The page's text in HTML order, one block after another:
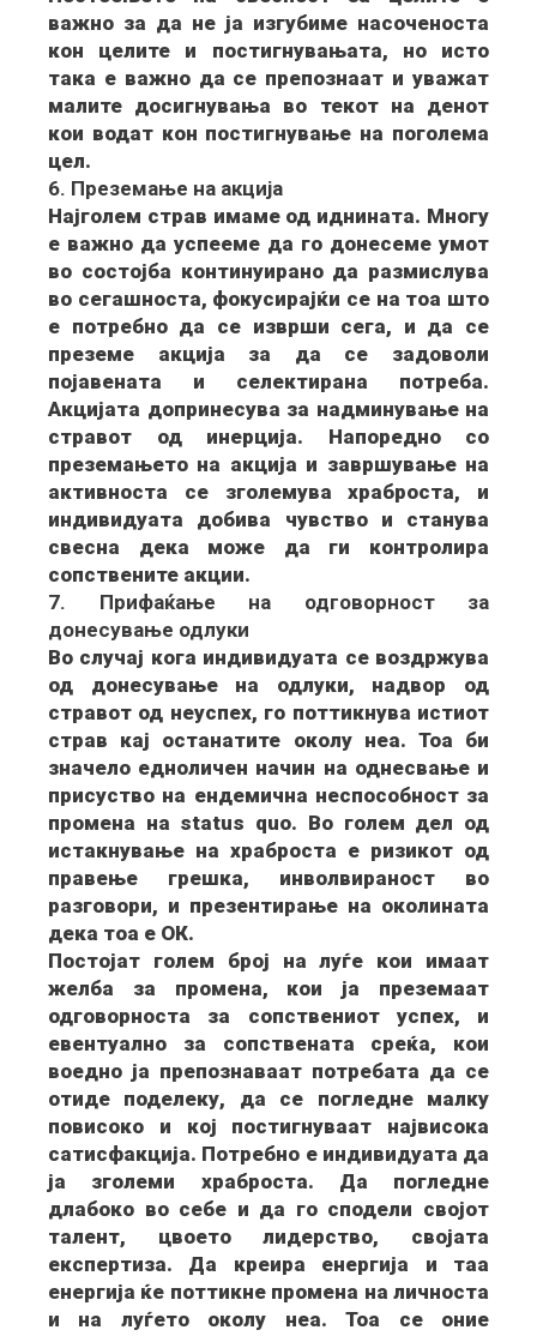
важно за да не ја изгубиме насоченоста
кон целите и постигнувањата, но исто
така е важно да се препознаат и уважат
малите досигнувања во текот на денот
кои водат кон постигнување на поголема
цел.
6. Преземање на акција
Најголем страв имаме од иднината. Многу
е важно да успееме да го донесеме умот
во состојба континуирано да размислува
во сегашноста, фокусирајќи се на тоа што
е потребно да се изврши сега, и да се
преземе акција за да се задоволи
појавената и селектирана потреба.
Акцијата допринесува за надминување на
стравот од инерција. Напоредно со
преземањето на акција и завршување на
активноста се зголемува храброста, и
индивидуата добива чувство и станува
свесна дека може да ги контролира
сопствените акции.
7. Прифаќање на одговорност за
донесување одлуки
Во случај кога индивидуата се воздржува
од донесување на одлуки, надвор од
стравот од неуспех, го поттикнува истиот
страв кај останатите околу неа. Тоа би
значело едноличен начин на однесвање и
присуство на ендемична неспособност за
промена на status quo. Во голем дел од
истакнување на храброста е ризикот од
правење грешка, инволвираност во
разговори, и презентирање на околината
дека тоа е ОК.
Постојат голем број на луѓе кои имаат
желба за промена, кои ја преземаат
одговорноста за сопствениот успех, и
евентуално за сопствената среќа, кои
воедно ја препознаваат потребата да се
отиде поделеку, да се погледне малку
повисоко и кој постигнуваат највисока
сатисфакција. Потребно е индивидуата да
ја зголеми храброста. Да погледне
длабоко во себе и да го сподели својот
талент, цвоето лидерство, својата
експертиза. Да креира енергија и таа
енергија ќе поттикне промена на личноста
и на луѓето околу неа. Тоа се оние